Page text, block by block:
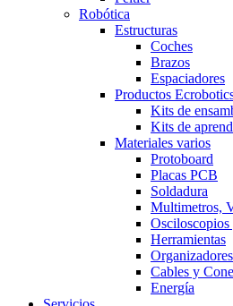
Robótica
Estructuras
Coches
Brazos
Espaciadores
Productos
Kits de
Kits de
Materiales varios
Protoboard
Placas PCB
Soldadura
Multimetros,
Osciloscopios
Herramientas
Organizadores
Cables y
Energía